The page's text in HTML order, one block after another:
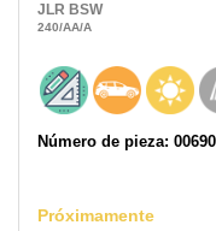
JLR BSW
240/AA/A
Número de pieza:
Próximamente